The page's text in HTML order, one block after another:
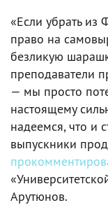
«Если убрать из
право на
безликую
преподаватели
— мы просто
настоящему
надеемся, что и
выпускники
Арутюнов.